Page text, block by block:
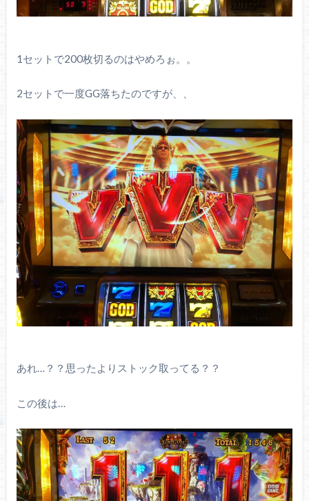
1セットで200枚切るのはやめろぉ。。
2セットで一度GG落ちたのですが、、
あれ…？？思ったよりストック取ってる？？
この後は…